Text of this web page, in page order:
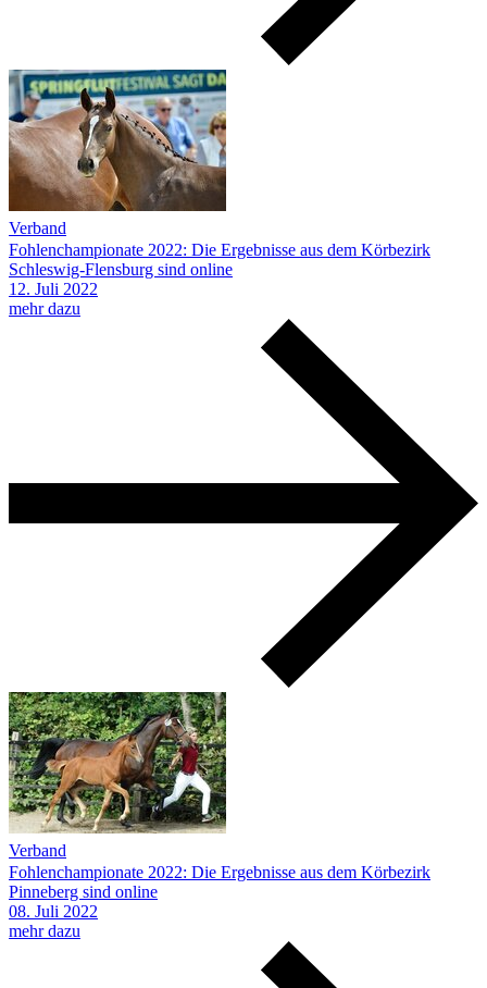
Verband
Fohlenchampionate 2022: Die Ergebnisse aus dem Körbezirk
Schleswig-Flensburg sind online
12. Juli 2022
mehr dazu
Verband
Fohlenchampionate 2022: Die Ergebnisse aus dem Körbezirk
Pinneberg sind online
08. Juli 2022
mehr dazu